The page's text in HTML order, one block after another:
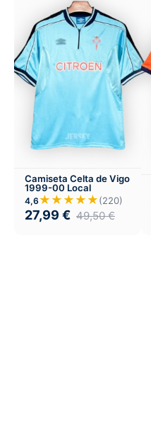
Camiseta Celta de Vigo
1999-00 Local
4,6 ★★★★★(220)
27,99 € 49,50€